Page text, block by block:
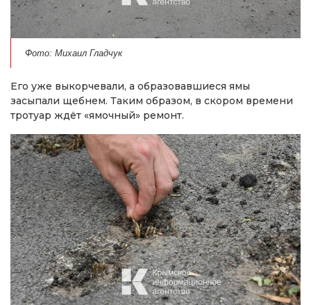
Фото: Михаил Гладчук
Его уже выкорчевали, а образовавшиеся ямы
засыпали щебнем. Таким образом, в скором времени
тротуар ждёт «ямочный» ремонт.